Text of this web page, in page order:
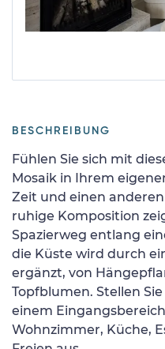
BESCHREIBUNG
Fühlen Sie sich mit
Mosaik in Ihrem
Zeit und einen
ruhige Komposition
Spazierweg entlang
die Küste wird durch
ergänzt, von
Topfblumen. Stellen
einem
Wohnzimmer, Küche,